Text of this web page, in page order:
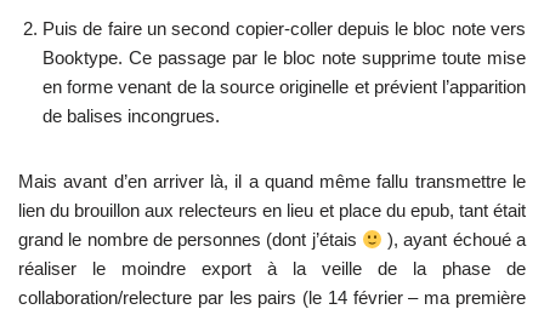
Puis de faire un second copier-coller depuis le bloc note vers
Booktype. Ce passage par le bloc note supprime toute mise
en forme venant de la source originelle et prévient l’apparition
de balises incongrues.
Mais avant d’en arriver là, il a quand même fallu transmettre le
lien du brouillon aux relecteurs en lieu et place du epub, tant était
grand le nombre de personnes (dont j’étais
), ayant échoué a
réaliser le moindre export à la veille de la phase de
collaboration/relecture par les pairs (le 14 février – ma première